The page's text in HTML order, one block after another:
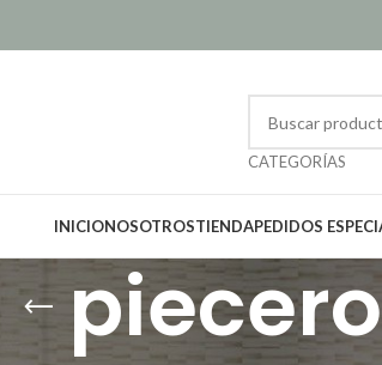
CATEGORÍAS
INICIONOSOTROSTIENDAPEDIDOS
piecero